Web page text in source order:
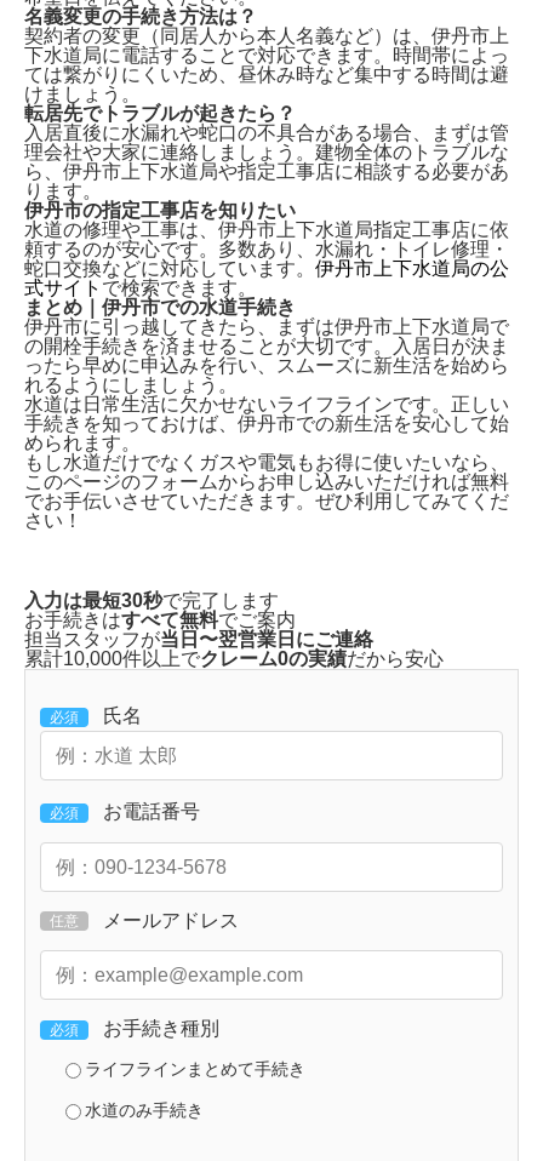
名義変更の手続き方法は？
契約者の変更（同居人から本人名義など）は、 伊丹市上
下水道局に電話することで対応できます。時間帯によっ
ては繋がりにくいため、昼休み時など集中する時間は避
けましょう。
転居先でトラブルが起きたら？
入居直後に水漏れや蛇口の不具合がある場合、まずは管
理会社や大家に連絡しましょう。建物全体のトラブルな
ら、伊丹市上下水道局や指定工事店に相談する必要があ
ります。
伊丹市の指定工事店を知りたい
水道の修理や工事は、 伊丹市上下水道局指定工事店に依
頼するのが安心です。多数あり、水漏れ・トイレ修理・
蛇口交換などに対応しています。 伊丹市上下水道局の公
式サイト で検索できます。
まとめ｜伊丹市での水道手続き
伊丹市に引っ越してきたら、まずは伊丹市上下水道局で
の開栓手続き を済ませることが大切です。入居日が決ま
ったら早めに申込みを行い、スムーズに新生活を始めら
れるようにしましょう。
水道は日常生活に欠かせないライフラインです。正しい
手続きを知っておけば、伊丹市での新生活を安心して始
められます。
もし水道だけでなくガスや電気もお得に使いたいなら、
このページのフォームからお申し込みいただければ無料
でお手伝いさせていただきます。ぜひ利用してみてくだ
さい！
入力は最短30秒で完了します
お手続きはすべて無料でご案内
担当スタッフが当日〜翌営業日にご連絡
累計10,000件以上でクレーム0の実績だから安心
必須 氏名
必須 お電話番号
任意 メールアドレス
必須 お手続き種別
ライフラインまとめて手続き
水道のみ手続き